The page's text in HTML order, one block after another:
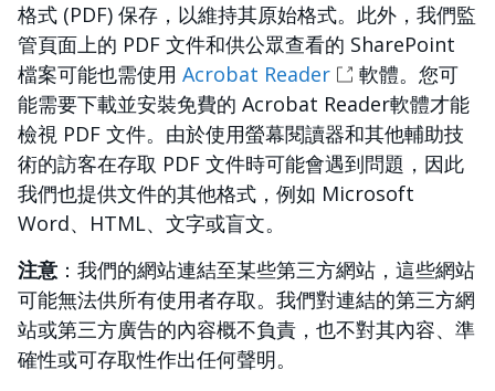
格式 (PDF) 保存，以維持其原始格式。此外，我們監
管頁面上的 PDF 文件和供公眾查看的 SharePoint
檔案可能也需使用 Acrobat Reader
軟體。您可
能需要下載並安裝免費的 Acrobat Reader軟體才能
檢視 PDF 文件。由於使用螢幕閱讀器和其他輔助技
術的訪客在存取 PDF 文件時可能會遇到問題，因此
我們也提供文件的其他格式，例如 Microsoft
Word、HTML、文字或盲文。
注意 ：我們的網站連結至某些第三方網站，這些網站
可能無法供所有使用者存取。我們對連結的第三方網
站或第三方廣告的內容概不負責，也不對其內容、準
確性或可存取性作出任何聲明。